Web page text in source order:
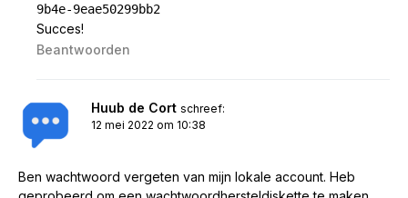
9b4e-9eae50299bb2
Succes!
Beantwoorden
Huub de Cort schreef:
12 mei 2022 om 10:38
Ben wachtwoord vergeten van mijn lokale account. Heb